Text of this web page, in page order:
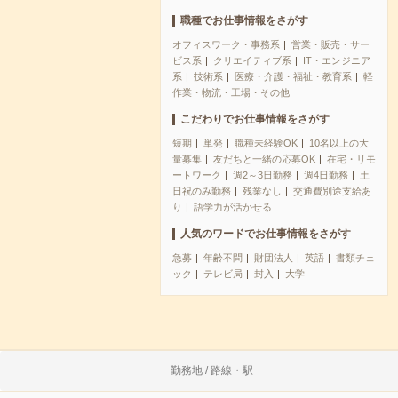
職種でお仕事情報をさがす
オフィスワーク・事務系
営業・販売・サー
ビス系
クリエイティブ系
IT・エンジニア
系
技術系 医療・介護・福祉・教育系
軽
作業・物流・工場・その他
こだわりでお仕事情報をさがす
短期 単発 職種未経験OK
10名以上の大
量募集
友だちと一緒の応募OK
在宅・リモ
ートワーク
週2～3日勤務 週4日勤務
土
日祝のみ勤務
残業なし
交通費別途支給あ
り
語学力が活かせる
人気のワードでお仕事情報をさがす
急募 年齢不問 財団法人 英語
書類チェ
ック
テレビ局 封入 大学
勤務地 / 路線・駅